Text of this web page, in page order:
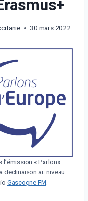
30 mars 2022
« Parlons
déclinaison au niveau
Gascogne FM